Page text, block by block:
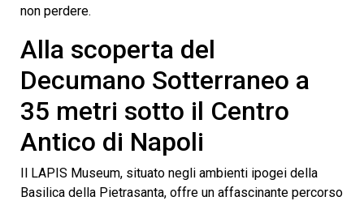
non perdere.
Alla scoperta del
Decumano Sotterraneo a
35 metri sotto il Centro
Antico di Napoli
Il LAPIS Museum, situato negli ambienti ipogei della
Basilica della Pietrasanta, offre un affascinante percorso